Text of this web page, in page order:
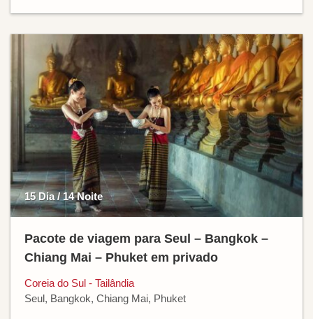
15 Dia / 14 Noite
Pacote de viagem para Seul – Bangkok –
Chiang Mai – Phuket em privado
Coreia do Sul - Tailândia
Seul, Bangkok, Chiang Mai, Phuket